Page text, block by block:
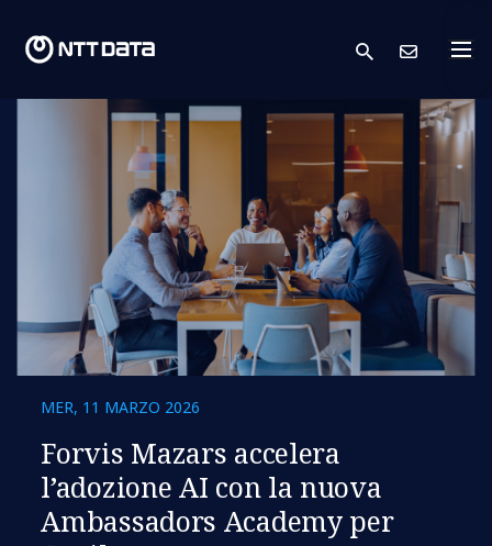
search
MER, 11 MARZO 2026
Forvis Mazars accelera
l’adozione AI con la nuova
Ambassadors Academy per